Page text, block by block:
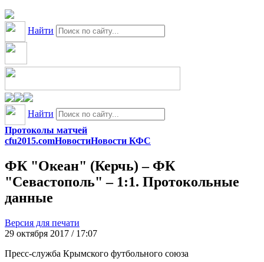
Найти
Найти
Протоколы матчей
cfu2015.comНовостиНовости КФС
ФК "Океан" (Керчь) – ФК
"Севастополь" – 1:1. Протокольные
данные
Версия для печати
29 октября 2017 / 17:07
Пресс-служба Крымского футбольного союза